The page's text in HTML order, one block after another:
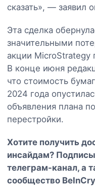
сказать», — заявил
Эта сделка
значительными
акции MicroStrategy
В конце июня
что стоимость
2024 года
объявления плана
перестройки.
Хотите получить
инсайдам?
телеграм-канал, а
сообщество